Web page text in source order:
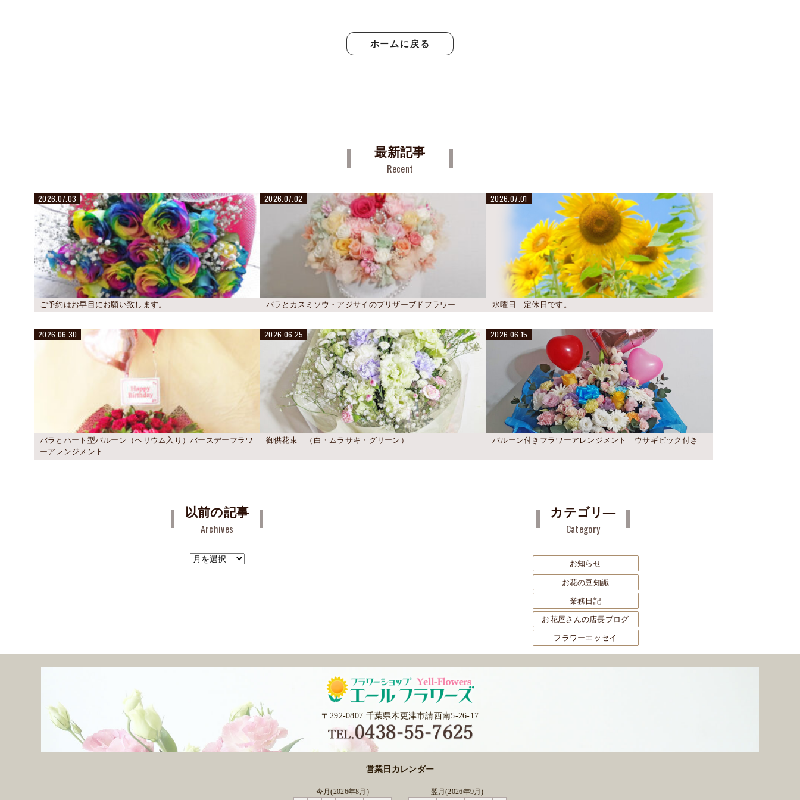
ホームに戻る
最新記事
Recent
2026.07.03
ご予約はお早目にお願い致します。
2026.07.02
バラとカスミソウ・アジサイのプリザーブドフラワー
2026.07.01
水曜日 定休日です。
2026.06.30
バラとハート型バルーン（ヘリウム入り）バースデーフラワ
ーアレンジメント
2026.06.25
御供花束 （白・ムラサキ・グリーン）
2026.06.15
バルーン付きフラワーアレンジメント ウサギピック付き
以前の記事
Archives
ア
カテゴリ―
Category
お知らせ
お花の豆知識
業務日記
お花屋さんの店長ブログ
フラワーエッセイ
〒292-0807 千葉県木更津市請西南5-26-17
営業日カレンダー
今月(2026年8月) 翌月(2026年9月)